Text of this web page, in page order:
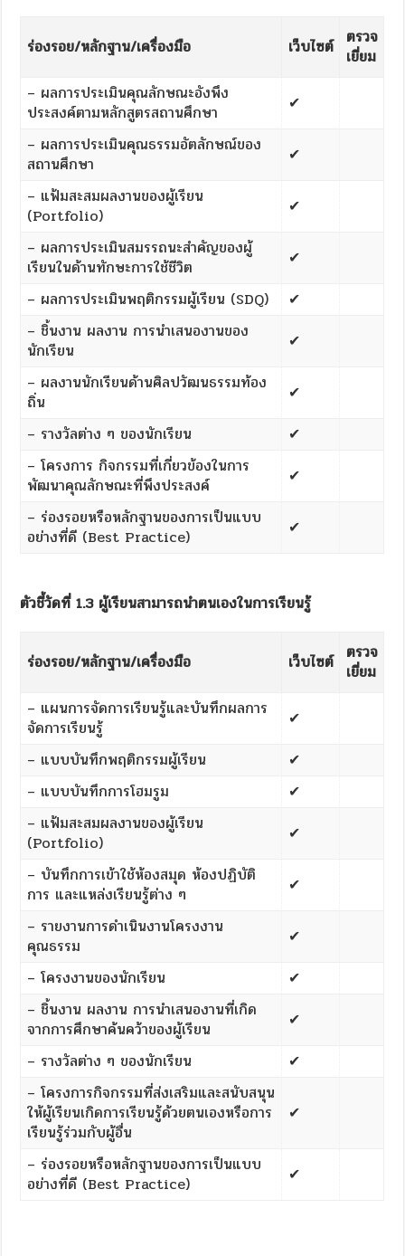
ร่องรอย/หลักฐาน/เครื่องมือ เว็บไซต์
ตรวจ
เยี่ยม
– ผลการประเมินคุณลักษณะอังพึง
ประสงค์ตามหลักสูตรสถานศึกษา
✔
– ผลการประเมินคุณธรรมอัตลักษณ์ของ
สถานศึกษา
✔
– แฟ้มสะสมผลงานของผู้เรียน
(Portfolio)
✔
– ผลการประเมินสมรรถนะสำคัญของผู้
เรียนในด้านทักษะการใช้ชีวิต
✔
– ผลการประเมินพฤติกรรมผู้เรียน (SDQ)
✔
– ชิ้นงาน ผลงาน การนำเสนองานของ
นักเรียน
✔
– ผลงานนักเรียนด้านศิลปวัฒนธรรมท้อง
ถิ่น
✔
– รางวัลต่าง ๆ ของนักเรียน
✔
– โครงการ กิจกรรมที่เกี่ยวข้องในการ
พัฒนาคุณลักษณะที่พึงประสงค์
✔
– ร่องรอยหรือหลักฐานของการเป็นแบบ
อย่างที่ดี (Best Practice)
✔
ตัวชี้วัดที่ 1.3 ผู้เรียนสามารถนำตนเองในการเรียนรู้
ร่องรอย/หลักฐาน/เครื่องมือ เว็บไซต์
ตรวจ
เยี่ยม
– แผนการจัดการเรียนรู้และบันทึกผลการ
จัดการเรียนรู้
✔
– แบบบันทึกพฤติกรรมผู้เรียน
✔
– แบบบันทึกการโฮมรูม
✔
– แฟ้มสะสมผลงานของผู้เรียน
(Portfolio)
✔
– บันทึกการเข้าใช้ห้องสมุด ห้องปฏิบัติ
การ และแหล่งเรียนรู้ต่าง ๆ
✔
– รายงานการดำเนินงานโครงงาน
คุณธรรม
✔
– โครงงานของนักเรียน
✔
– ชิ้นงาน ผลงาน การนำเสนองานที่เกิด
จากการศึกษาค้นคว้าของผู้เรียน
✔
– รางวัลต่าง ๆ ของนักเรียน
✔
– โครงการกิจกรรมที่ส่งเสริมและสนับสนุน
ให้ผู้เรียนเกิดการเรียนรู้ด้วยตนเองหรือการ
เรียนรู้ร่วมกับผู้อื่น
✔
– ร่องรอยหรือหลักฐานของการเป็นแบบ
อย่างที่ดี (Best Practice)
✔